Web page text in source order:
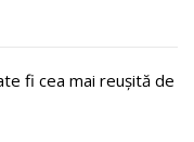
fi cea mai reușită de